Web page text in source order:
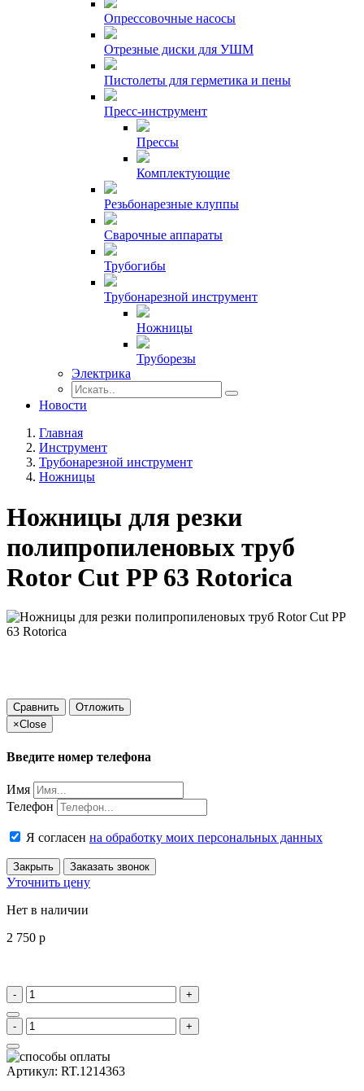
Опрессовочные насосы
Отрезные диски для УШМ
Пистолеты для герметика и пены
Пресс-инструмент
Прессы
Комплектующие
Резьбонарезные клуппы
Сварочные аппараты
Трубогибы
Трубонарезной инструмент
Ножницы
Труборезы
Электрика
Новости
Главная
Инструмент
Трубонарезной инструмент
Ножницы
Ножницы для резки
полипропиленовых труб
Rotor Cut PP 63 Rotorica
Сравнить
Отложить
×Close
Введите номер телефона
Имя
Телефон
Я согласен на обработку моих персональных данных
Закрыть Заказать звонок
Уточнить цену
Нет в наличии
2 750 p
- +
- +
Артикул: RT.1214363